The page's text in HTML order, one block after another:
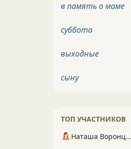
в память о маме
суббота
выходные
сыну
ТОП УЧАСТНИКОВ
Наташа Воронцова